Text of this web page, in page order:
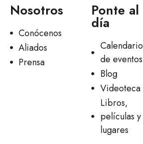
Nosotros
Conócenos
Aliados
Prensa
Ponte al
día
Calendario
de eventos
Blog
Videoteca
Libros,
películas y
lugares